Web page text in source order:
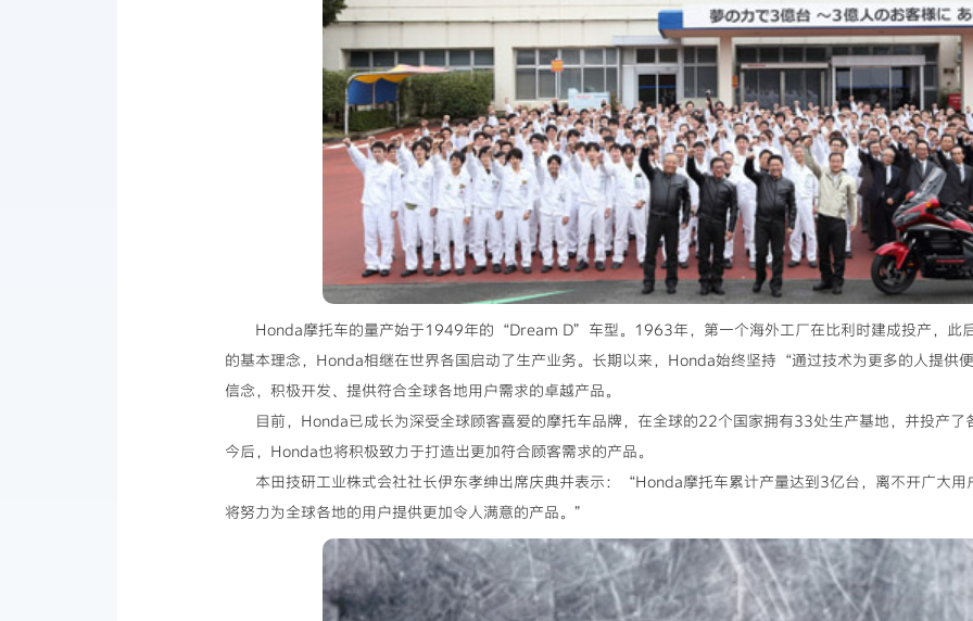
Honda摩托车的量产始于1949年的“Dream D”车型。1963年，第一个海外工厂在比利时建成投产，此
的基本理念，Honda相继在世界各国启动了生产业务。长期以来，Honda始终坚持“通过技术为更多的人提
信念，积极开发、提供符合全球各地用户需求的卓越产品。
目前，Honda已成长为深受全球顾客喜爱的摩托车品牌，在全球的22个国家拥有33处生产基地，并投产了
今后，Honda也将积极致力于打造出更加符合顾客需求的产品。
本田技研工业株式会社社长伊东孝绅出席庆典并表示：“Honda摩托车累计产量达到3亿台，离不开广大用
将努力为全球各地的用户提供更加令人满意的产品。”